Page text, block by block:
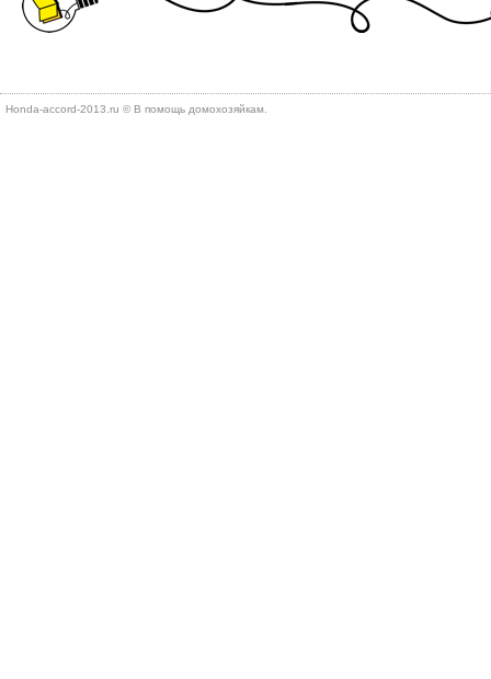
Honda-accord-2013.ru © В помощь дοмохοзяйкам.